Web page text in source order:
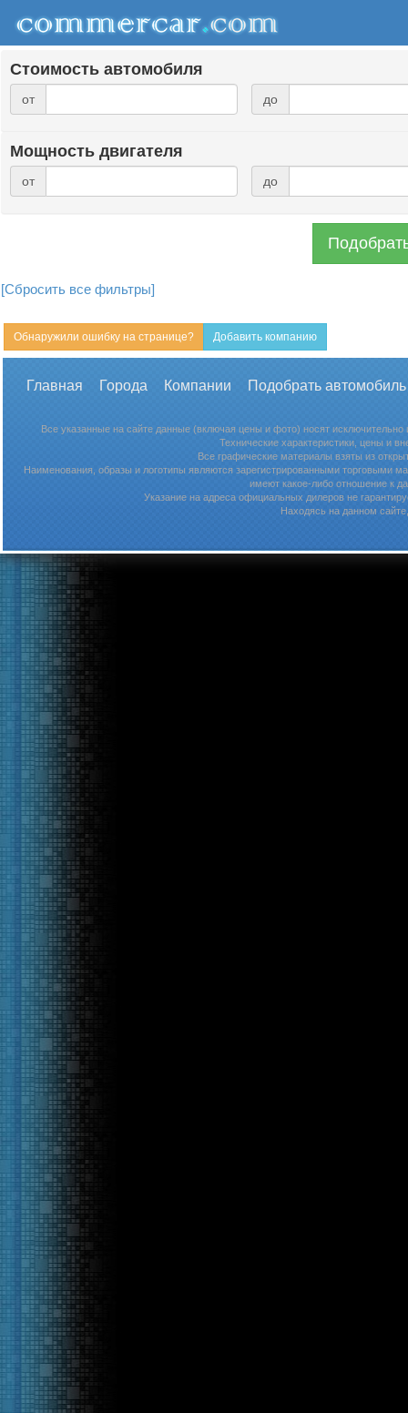
Стоимость автомобиля
от до
Мощность двигателя
от до
[Сбросить все фильтры]
Обнаружили ошибку на странице? Добавить компанию
Главная Города Компании Подобрать
Все указанные на сайте данные (включая цены и фото) носят
Технические характеристики, цены и
Все графические материалы взяты из
Наименования, образы и логотипы являются зарегистрированными торговыми
имеют какое-либо отношение к
Указание на адреса официальных дилеров не
Находясь на данном